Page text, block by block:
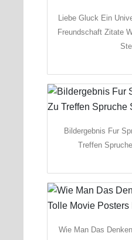
Liebe Gluck Ein
Freundschaft Zitate
Bildergebnis Fur
Treffen
Wie Man Das